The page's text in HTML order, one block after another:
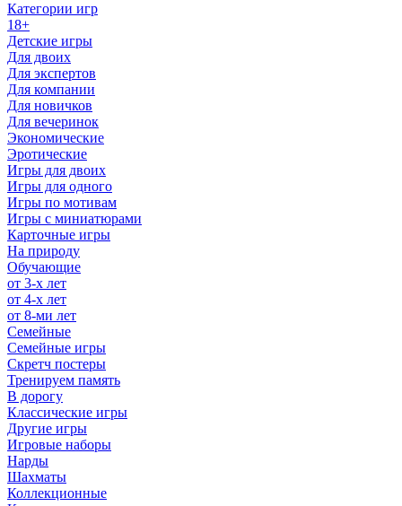
Категории игр
18+
Детские игры
Для двоих
Для экспертов
Для компании
Для новичков
Для вечеринок
Экономические
Эротические
Игры для двоих
Игры для одного
Игры по мотивам
Игры с миниатюрами
Карточные игры
На природу
Обучающие
от 3-х лет
от 4-х лет
от 8-ми лет
Семейные
Семейные игры
Скретч постеры
Тренируем память
В дорогу
Классические игры
Другие игры
Игровые наборы
Нарды
Шахматы
Коллекционные